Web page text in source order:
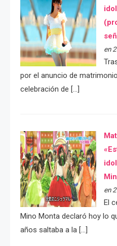
en
por el anuncio de
celebración de […]
en
El
Mino Monta declaró hoy lo
años saltaba a la […]